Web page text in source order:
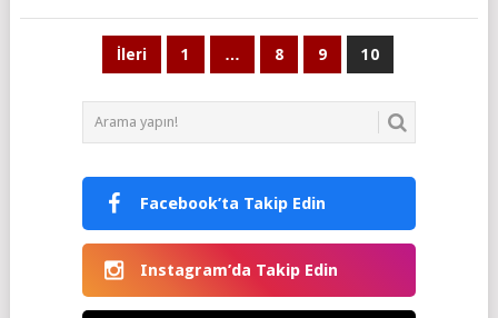
İleri 1 … 8 9 10
Facebook’ta Takip Edin
Instagram’da Takip Edin